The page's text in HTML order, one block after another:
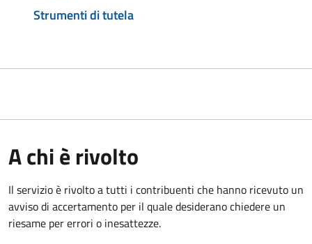
Strumenti di tutela
A chi è rivolto
Il servizio è rivolto a tutti i contribuenti che hanno ricevuto un
avviso di accertamento per il quale desiderano chiedere un
riesame per errori o inesattezze.